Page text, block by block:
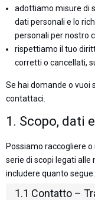
adottiamo misure di
dati personali e lo
personali per nostro
rispettiamo il tuo
corretti o cancellati,
Se hai domande o vuoi
contattaci.
1. Scopo, dati
Possiamo raccogliere
serie di scopi legati
includere quanto
1.1 Contatto –